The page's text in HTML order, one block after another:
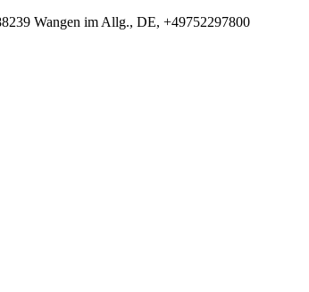
Wangen im Allg., DE, +49752297800